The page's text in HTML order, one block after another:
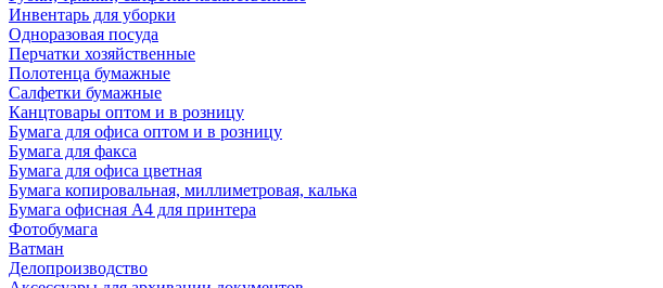
Инвентарь для уборки
Одноразовая посуда
Перчатки хозяйственные
Полотенца бумажные
Салфетки бумажные
Канцтовары оптом и в розницу
Бумага для офиса оптом и в розницу
Бумага для факса
Бумага для офиса цветная
Бумага копировальная, миллиметровая, калька
Бумага офисная А4 для принтера
Фотобумага
Ватман
Делопроизводство